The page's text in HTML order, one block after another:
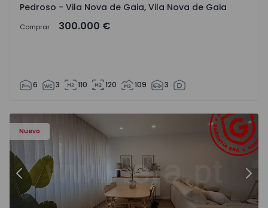
Pedroso - Vila Nova de Gaia, Vila Nova de Gaia
Comprar 300.000 €
6 3 110 120 109 3
Nuevo
Apartamento T1 Lourinhã, Vimeiro - 1575406 - 1
Anterior